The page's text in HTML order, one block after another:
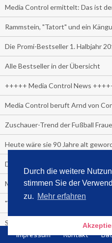
Durch die weitere
stimmen Sie der
zu. Mehr erfahren
Media Control ermittelt: Das ist
Rammstein, "Tatort" und ein
Die Promi-Bestseller 1. Halbjahr
Alle Bestseller in der Übersicht
+++++ Media Control News
Media Control beruft Arnd von
Zuschauer-Trend der Fußball
Heute wäre sie 90 Jahre alt
Das beliebteste Tatort-Duo ist?
Media Control: Friday-Greta
"Viva la Vagina!" oder "Kamasutra
Senna Gammour erhält
Impressum Kontakt